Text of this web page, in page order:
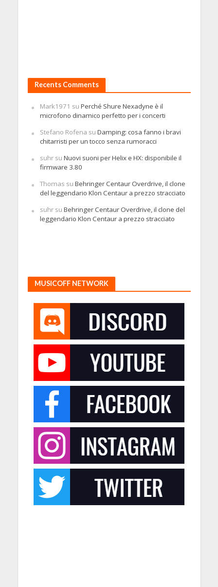
Recents Comments
Mark1971 su Perché Shure Nexadyne è il
microfono dinamico perfetto per i concerti
Stefano Rofena su Damping: cosa fanno i bravi
chitarristi per un tocco senza rumoracci
suhrsu Nuovi suoni per Helix e HX: disponibile il
firmware 3.80
Thomas su Behringer Centaur Overdrive, il clone
del leggendario Klon Centaur a prezzo stracciato
suhrsu Behringer Centaur Overdrive, il clone del
leggendario Klon Centaur a prezzo stracciato
MUSICOFF NETWORK